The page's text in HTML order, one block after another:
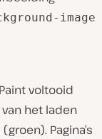
image
voltooid
het laden
Pagina’s